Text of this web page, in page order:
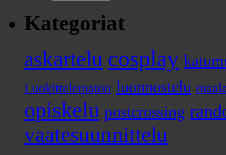
Kategoriat
askartelu cosplay
Luokittelematon luonnostelu
opiskelu postcrossing
vaatesuunnittelu